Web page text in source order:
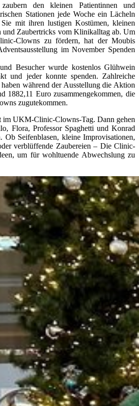
den kleinen Patientinnen und
Stationen jede Woche ein Lächeln
mit ihren lustigen Kostümen, kleinen
und Zaubertricks vom Klinikalltag ab. Um
Clowns zu fördern, hat der Moubis
im November Spenden
Besucher wurde kostenlos Glühwein
und jeder konnte spenden. Zahlreiche
während der Ausstellung die Aktion
1882,11 Euro zusammengekommen, die
zugutekommen.
im UKM-Clinic-Clowns-Tag. Dann gehen
Flora, Professor Spaghetti und Konrad
Ob Seifenblasen, kleine Improvisationen,
verblüffende Zaubereien – Die Clinic-
um für wohltuende Abwechslung zu